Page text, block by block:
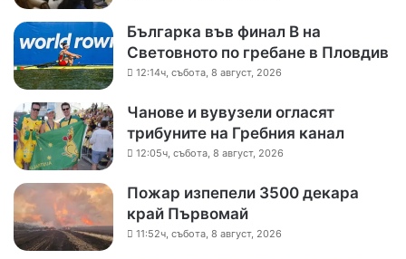
Българка във финал B на
Световното по гребане в Пловдив
12:14ч, събота, 8 август, 2026
Чанове и вувузели огласят
трибуните на Гребния канал
12:05ч, събота, 8 август, 2026
Пожар изпепели 3500 декара
край Първомай
11:52ч, събота, 8 август, 2026